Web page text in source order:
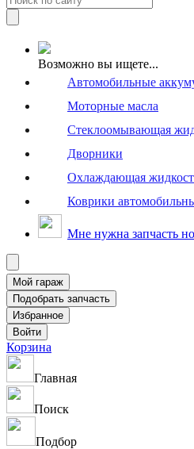
Возможно вы ищете...
Автомобильные
Моторные масла
Стеклоомывающая
Дворники
Охлаждающая
Коврики
Мне нужна запчасть
Корзина
Главная
Поиск
Подбор